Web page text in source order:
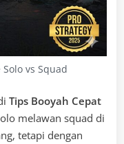
vs Squad
Tips Booyah Cepat
melawan squad di
tetapi dengan